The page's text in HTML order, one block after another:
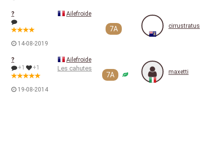
?
14-08-2019
Ailefroide
7A cirrustratus
?
+1
+1
19-08-2014
Ailefroide
Les cahutes
7A maxetti